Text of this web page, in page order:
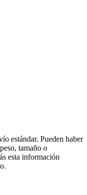
estándar. Pueden haber
tamaño o
esta información